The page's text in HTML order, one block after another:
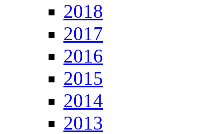
2018
2017
2016
2015
2014
2013